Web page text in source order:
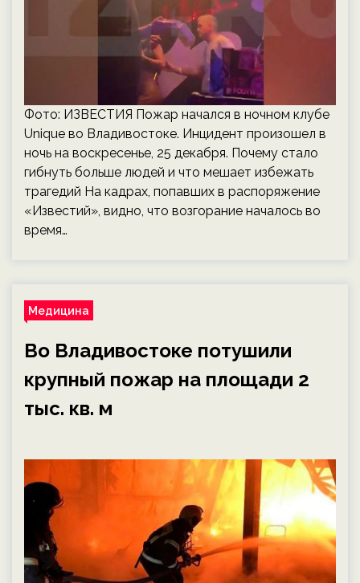
Фото: ИЗВЕСТИЯ Пожар начался в ночном клубе
Unique во Владивостоке. Инцидент произошел в
ночь на воскресенье, 25 декабря. Почему стало
гибнуть больше людей и что мешает избежать
трагедий На кадрах, попавших в распоряжение
«Известий», видно, что возгорание началось во
время…
Медицина
Во Владивостоке потушили
крупный пожар на площади 2
тыс. кв. м